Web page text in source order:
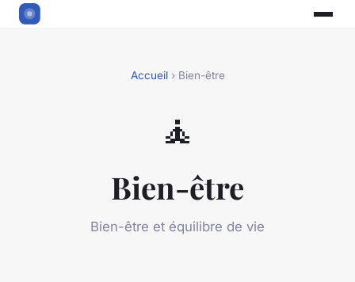
Accueil› Bien-être
🧘
Bien-être
Bien-être et équilibre de vie